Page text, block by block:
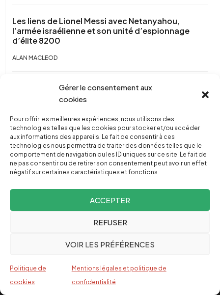
Gérer le consentement aux
cookies
Pour offrir les meilleures expériences, nous utilisons des
technologies telles que les cookies pour stocker et/ou accéder
aux informations des appareils. Le fait de consentir à ces
technologies nous permettra de traiter des données telles que le
comportement de navigation ou les ID uniques sur ce site. Le fait de
ne pas consentir ou de retirer son consentement peut avoir un effet
négatif sur certaines caractéristiques et fonctions.
ACCEPTER
REFUSER
VOIR LES PRÉFÉRENCES
Politique de
cookies
Mentions légales et politique de
confidentialité
Les liens de Lionel Messi avec Netanyahou,
l’armée israélienne et son unité d’espionnage
d’élite 8200
ALAN MACLEOD
Voyage en Biélorussie: Un regard au-delà des
clichés occidentaux
PHILIPPE STROOT
Barbara Butch : décryptage de la dernière
offensive médiatique
CONTRE ATTAQUE
La guerre contre l’Iran 3.0